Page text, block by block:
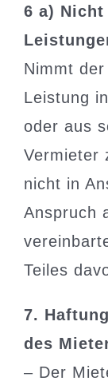
6 a) Nicht
Nimmt
Leistung
oder aus
Vermieter
nicht in
Anspruch
Teiles
7.
des
– Der